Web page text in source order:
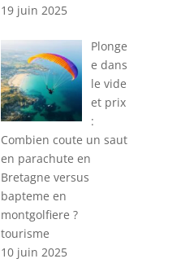
19 juin 2025
Plonge
e dans
le vide
et prix
:
Combien coute un saut
en parachute en
Bretagne versus
bapteme en
montgolfiere ?
tourisme
10 juin 2025